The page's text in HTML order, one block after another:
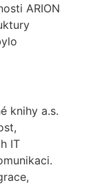
ARION
knihy a.s.
IT